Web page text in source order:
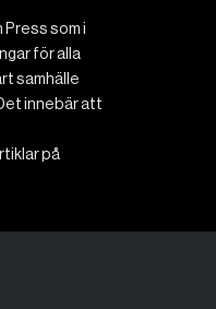
som i
för alla
samhälle
innebär att
på